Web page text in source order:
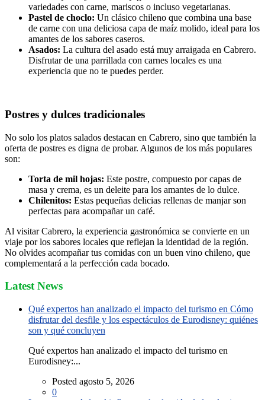
variedades con carne, mariscos o incluso vegetarianas.
Pastel de choclo: Un clásico chileno que combina una base
de carne con una deliciosa capa de maíz molido, ideal para los
amantes de los sabores caseros.
Asados: La cultura del asado está muy arraigada en Cabrero.
Disfrutar de una parrillada con carnes locales es una
experiencia que no te puedes perder.
Postres y dulces tradicionales
No solo los platos salados destacan en Cabrero, sino que también la
oferta de postres es digna de probar. Algunos de los más populares
son:
Torta de mil hojas: Este postre, compuesto por capas de
masa y crema, es un deleite para los amantes de lo dulce.
Chilenitos: Estas pequeñas delicias rellenas de manjar son
perfectas para acompañar un café.
Al visitar Cabrero, la experiencia gastronómica se convierte en un
viaje por los sabores locales que reflejan la identidad de la región.
No olvides acompañar tus comidas con un buen vino chileno, que
complementará a la perfección cada bocado.
Latest News
Qué expertos han analizado el impacto del turismo en Cómo
disfrutar del desfile y los espectáculos de Eurodisney: quiénes
son y qué concluyen
Qué expertos han analizado el impacto del turismo en
Eurodisney:...
Posted agosto 5, 2026
0